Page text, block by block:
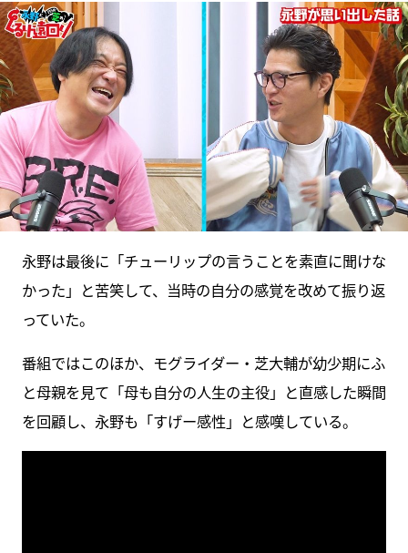
永野は最後に「チューリップの言うことを素直に聞けな
かった」と苦笑して、当時の自分の感覚を改めて振り返
っていた。
番組ではこのほか、モグライダー・芝大輔が幼少期にふ
と母親を見て「母も自分の人生の主役」と直感した瞬間
を回顧し、永野も「すげー感性」と感嘆している。